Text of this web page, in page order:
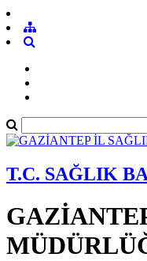
T.C. SAĞLIK